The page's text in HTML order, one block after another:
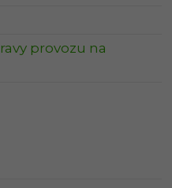
provozu na